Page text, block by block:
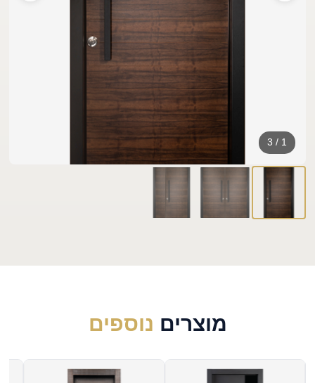
1
/
3
מוצרים נוספים